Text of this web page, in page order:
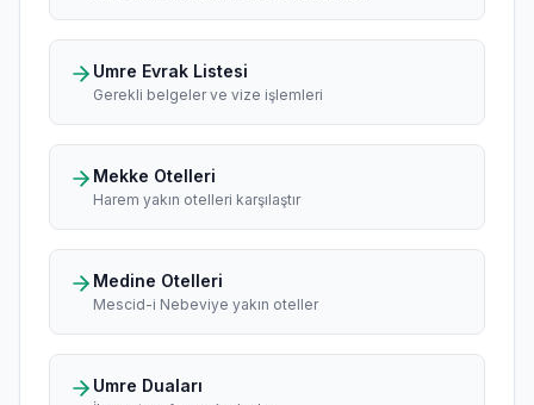
Umre Evrak Listesi
Gerekli belgeler ve vize işlemleri
Mekke Otelleri
Harem yakın otelleri karşılaştır
Medine Otelleri
Mescid-i Nebeviye yakın oteller
Umre Duaları